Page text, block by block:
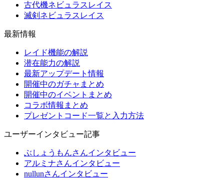
古代機ネビュラスレイス
滅剣ネビュラスレイス
最新情報
レイド機能の解説
潜在能力の解説
最新アップデート情報
開催中のガチャまとめ
開催中のイベントまとめ
コラボ情報まとめ
プレゼントコード一覧と入力方法
ユーザーインタビュー記事
ぶしょうもんさんインタビュー
アルミナさんインタビュー
nullunさんインタビュー